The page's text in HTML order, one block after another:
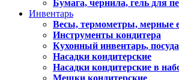
Бумага, чернила, гель для
Инвентарь
Весы, термометры, мерные
Инструменты кондитера
Кухонный инвентарь, посуда
Насадки кондитерские
Насадки кондитерские в
Мешки кондитерские